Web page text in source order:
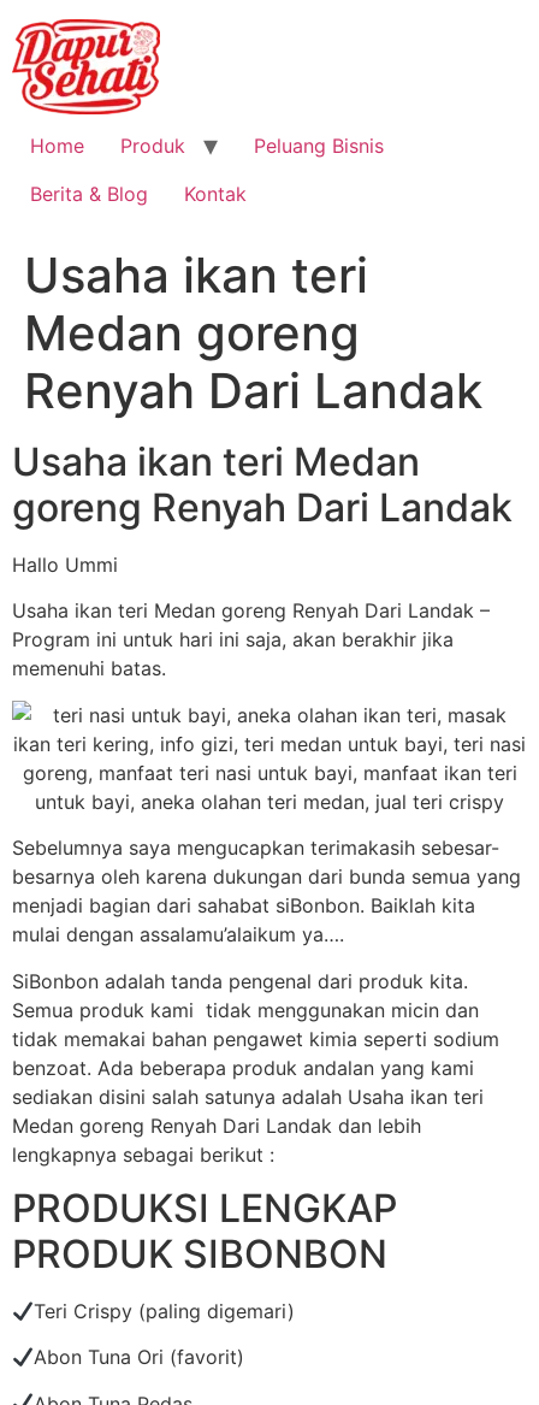
Home Produk
Peluang Bisnis
Berita & Blog
Kontak
Usaha ikan teri
Medan goreng
Renyah Dari Landak
Usaha ikan teri Medan
goreng Renyah Dari Landak
Hallo Ummi
Usaha ikan teri Medan goreng Renyah Dari Landak –
Program ini untuk hari ini saja, akan berakhir jika
memenuhi batas.
Sebelumnya saya mengucapkan terimakasih sebesar-
besarnya oleh karena dukungan dari bunda semua yang
menjadi bagian dari sahabat siBonbon. Baiklah kita
mulai dengan assalamu’alaikum ya….
SiBonbon adalah tanda pengenal dari produk kita.
Semua produk kami tidak menggunakan micin dan
tidak memakai bahan pengawet kimia seperti sodium
benzoat. Ada beberapa produk andalan yang kami
sediakan disini salah satunya adalah Usaha ikan teri
Medan goreng Renyah Dari Landak dan lebih
lengkapnya sebagai berikut :
PRODUKSI LENGKAP
PRODUK SIBONBON
Teri Crispy (paling digemari)
Abon Tuna Ori (favorit)